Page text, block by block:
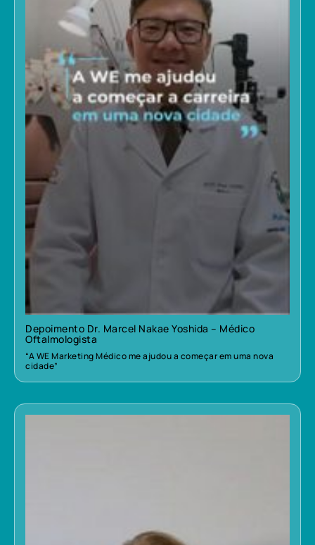
Depoimento Dr. Marcel Nakae Yoshida – Médico
Oftalmologista
“A WE Marketing Médico me ajudou a começar em uma nova
cidade”